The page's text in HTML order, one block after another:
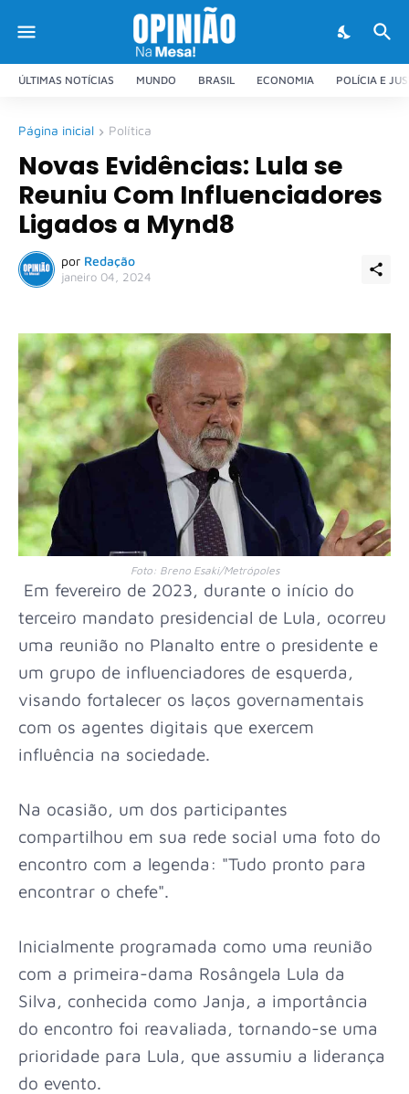
ÚLTIMAS NOTÍCIAS MUNDO BRASIL ECONOMIA POLÍCIA E
Página inicial Política
Novas Evidências: Lula se
Reuniu Com Influenciadores
Ligados a Mynd8
por Redação
janeiro 04, 2024
Foto: Breno Esaki/Metrópoles
Em fevereiro de 2023, durante o início do
terceiro mandato presidencial de Lula, ocorreu
uma reunião no Planalto entre o presidente e
um grupo de influenciadores de esquerda,
visando fortalecer os laços governamentais
com os agentes digitais que exercem
influência na sociedade.
Na ocasião, um dos participantes
compartilhou em sua rede social uma foto do
encontro com a legenda: "Tudo pronto para
encontrar o chefe".
Inicialmente programada como uma reunião
com a primeira-dama Rosângela Lula da
Silva, conhecida como Janja, a importância
do encontro foi reavaliada, tornando-se uma
prioridade para Lula, que assumiu a liderança
do evento.